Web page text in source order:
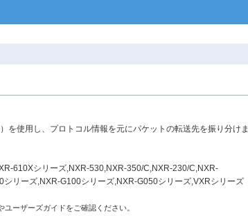
を使用し、プロトコル情報を元にパケットの転送先を振り分けま
610Xシリーズ,NXR-530,NXR-350/C,NXR-230/C,NXR-
リーズ,NXR-G100シリーズ,NXR-G050シリーズ,VXRシリーズ
ーザーズガイドをご確認ください。